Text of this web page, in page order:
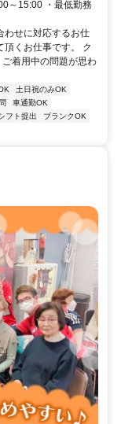
～15:00 ・最低勤務
わせに対応するお仕
くお仕事です。 ク
着用中の問題が思わ
土日祝のみOK
車通勤OK
フト提出
ブランクOK